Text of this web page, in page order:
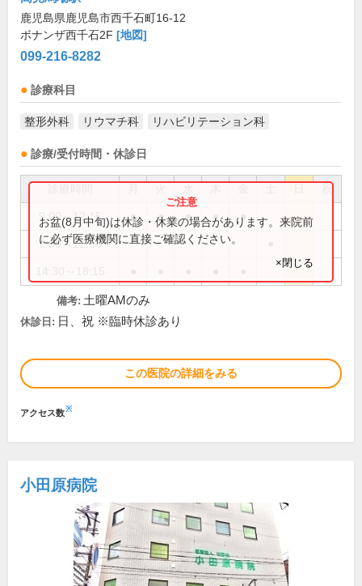
鹿児島県鹿児島市西千石町16-12
ボナンザ西千石2F [地図]
099-216-8282
診療科目
整形外科 リウマチ科 リハビリテーション科
診療/受付時間・休診日
祝
9:00～12:15 ● ● ● ● ●
9:00～12:30
お盆(8月中旬)は休診・休業の場合があります。来院前
に必ず医療機関に直接ご確認ください。
×閉じる
備考: 土曜AMのみ
休診日: 日、祝 ※臨時休診あり
この医院の詳細をみる
アクセス数※
小田原病院